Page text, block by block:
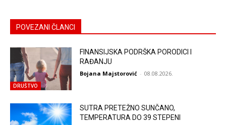
POVEZANI ČLANCI
DRUŠTVO
FINANSIJSKA PODRŠKA PORODICI I
RAĐANJU
Bojana Majstorović - 08.08.2026.
SUTRA PRETEŽNO SUNČANO,
TEMPERATURA DO 39 STEPENI